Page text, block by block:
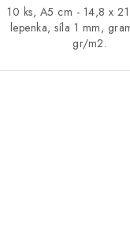
10 ks, A5 cm - 14,8 x
lepenka, síla 1 mm,
gr/m2.